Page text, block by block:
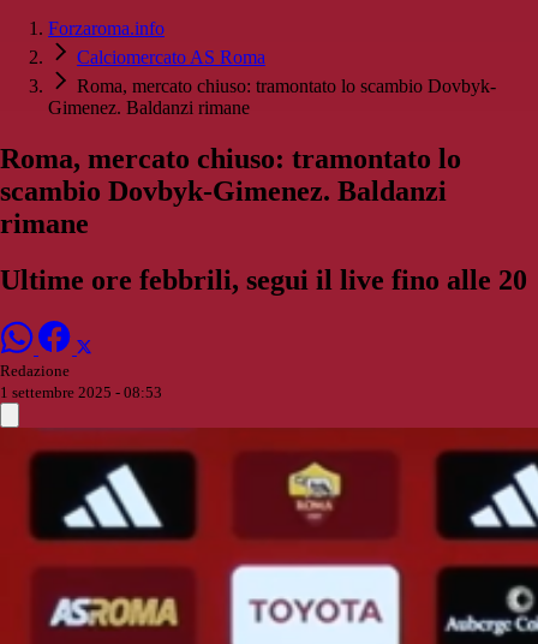
Forzaroma.info
Calciomercato AS Roma
Roma, mercato chiuso: tramontato lo scambio Dovbyk-
Gimenez. Baldanzi rimane
Roma, mercato chiuso: tramontato lo
scambio Dovbyk-Gimenez. Baldanzi
rimane
Ultime ore febbrili, segui il live fino alle 20
Redazione
1 settembre 2025 - 08:53